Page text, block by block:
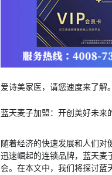
爱诗美家医，请您速度来了解。
蓝天麦子加盟：开创美好未来
随着经济的快速发展和人们
迅速崛起的连锁品牌，蓝天麦
会。在本文中，我们将探讨蓝